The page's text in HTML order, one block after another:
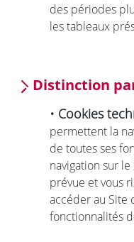
des périodes
les tableaux
Distinction
• Cookies
permettent la
de toutes ses
navigation sur
prévue et vous
accéder au Site
fonctionnalités